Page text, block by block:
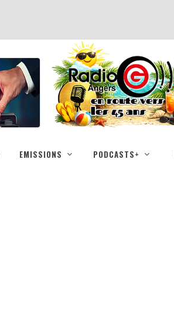
EMISSIONS PODCASTS+